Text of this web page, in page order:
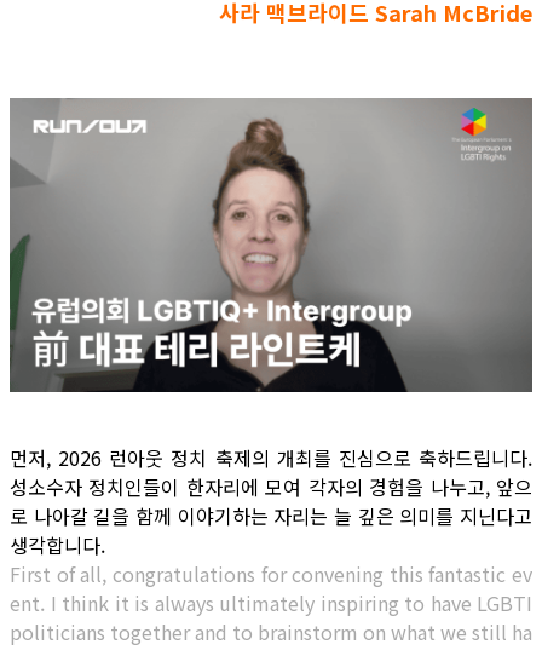
사라 맥브라이드 Sarah McBride
먼저, 2026 런아웃 정치 축제의 개최를 진심으로 축하드립니다.
성소수자 정치인들이 한자리에 모여 각자의 경험을 나누고, 앞으
로 나아갈 길을 함께 이야기하는 자리는 늘 깊은 의미를 지닌다고
생각합니다.
First of all, congratulations for convening this fantastic ev
ent. I think it is always ultimately inspiring to have LGBTI
politicians together and to brainstorm on what we still ha